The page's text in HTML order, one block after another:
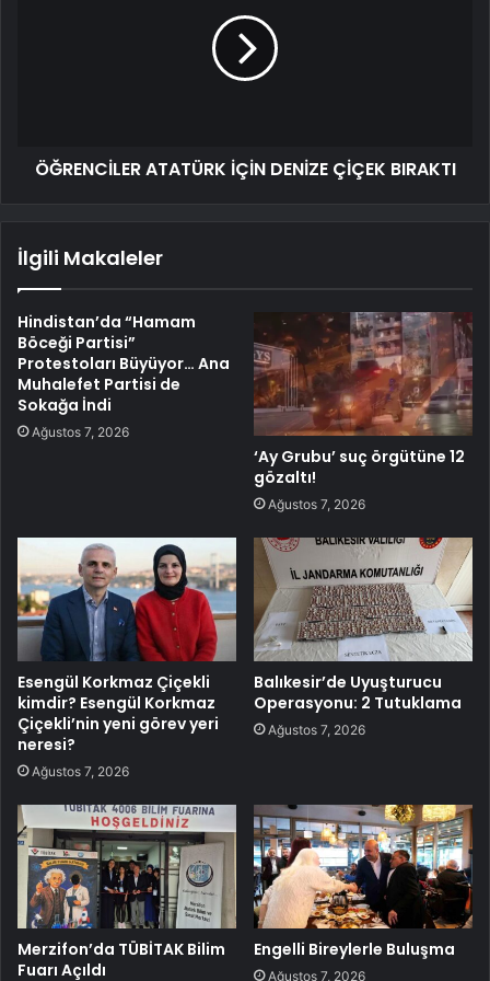
ÖĞRENCİLER ATATÜRK İÇİN DENİZE ÇİÇEK BIRAKTI
İlgili Makaleler
Hindistan’da “Hamam
Böceği Partisi”
Protestoları Büyüyor… Ana
Muhalefet Partisi de
Sokağa İndi
Ağustos 7, 2026
‘Ay Grubu’ suç örgütüne 12
gözaltı!
Ağustos 7, 2026
Esengül Korkmaz Çiçekli
kimdir? Esengül Korkmaz
Çiçekli’nin yeni görev yeri
neresi?
Ağustos 7, 2026
Balıkesir’de Uyuşturucu
Operasyonu: 2 Tutuklama
Ağustos 7, 2026
Merzifon’da TÜBİTAK Bilim
Fuarı Açıldı
Engelli Bireylerle Buluşma
Ağustos 7, 2026